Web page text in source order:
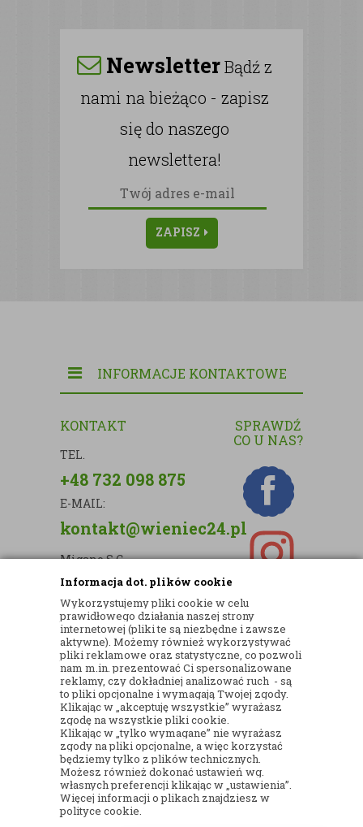
Informacja dot. plików cookie
Wykorzystujemy pliki cookie w celu
prawidłowego działania naszej strony
internetowej (pliki te są niezbędne i zawsze
aktywne). Możemy również wykorzystywać
pliki reklamowe oraz statystyczne, co pozwoli
nam m.in. prezentować Ci spersonalizowane
reklamy, czy dokładniej analizować ruch - są
to pliki opcjonalne i wymagają Twojej zgody.
Klikając w „akceptuję wszystkie” wyrażasz
zgodę na wszystkie pliki cookie.
Klikając w „tylko wymagane” nie wyrażasz
zgody na pliki opcjonalne, a więc korzystać
będziemy tylko z plików technicznych.
Możesz również dokonać ustawień wg.
własnych preferencji klikając w „ustawienia”.
Więcej informacji o plikach znajdziesz w
polityce cookie.
NewsletterBądź z
nami na bieżąco - zapisz
się do naszego
newslettera!
ZAPISZ
INFORMACJE KONTAKTOWE
KONTAKT
TEL.
+48 732 098 875
E-MAIL:
kontakt@wieniec24.pl
Migano S.C.
ul. Kartograficzna 88c/m33
03-290 Warszawa
NIP: 5242813637
REGON: 365874905
Nr konta (mBank):
36 1140 2004 0000 3902 8144 2737
SPRAWDŹ
CO U NAS?
© 2017KWIACIARNIA INTERNETOWA